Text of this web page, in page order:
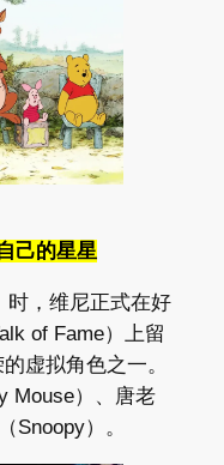
己的星星
时，维尼正式在好
of Fame）上留
虚拟角色之一。
Mouse）、唐老
Snoopy）。